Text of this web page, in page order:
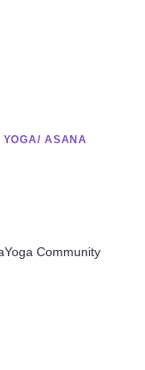
YOGA/ ASANA
Community